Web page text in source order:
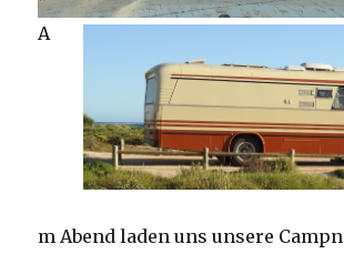
A
m Abend laden uns unsere